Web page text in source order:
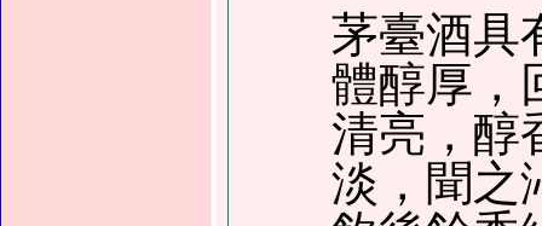
茅臺酒具
體醇厚，
清亮，醇
淡，聞之